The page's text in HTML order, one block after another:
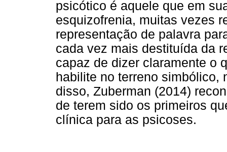
psicótico é aquele que em
esquizofrenia, muitas vezes
representação de palavra
cada vez mais destituída da
capaz de dizer claramente o
habilite no terreno simbólico,
disso, Zuberman (2014)
de terem sido os primeiros
clínica para as psicoses.